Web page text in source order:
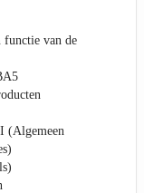
functie van de
(Algemeen